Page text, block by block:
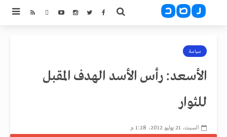
سياسة
الأسعد: رأس الأسد الهدف المقبل
للثوار
السبت، 21 يوليو 2012، 1:28 م